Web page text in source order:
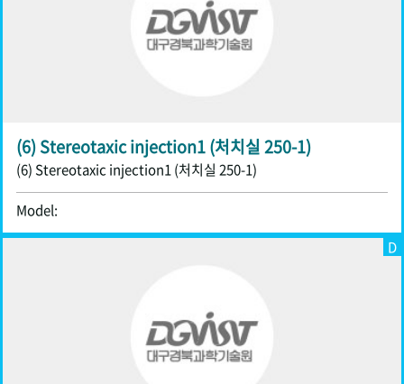
(6) Stereotaxic injection1 (처치실 250-1)
(6) Stereotaxic injection1 (처치실 250-1)
Model:
D